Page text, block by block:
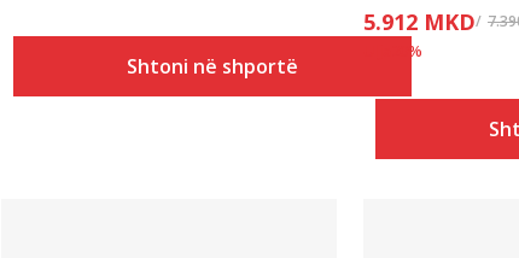
Shtoni në shportë
5.912 MKD
%